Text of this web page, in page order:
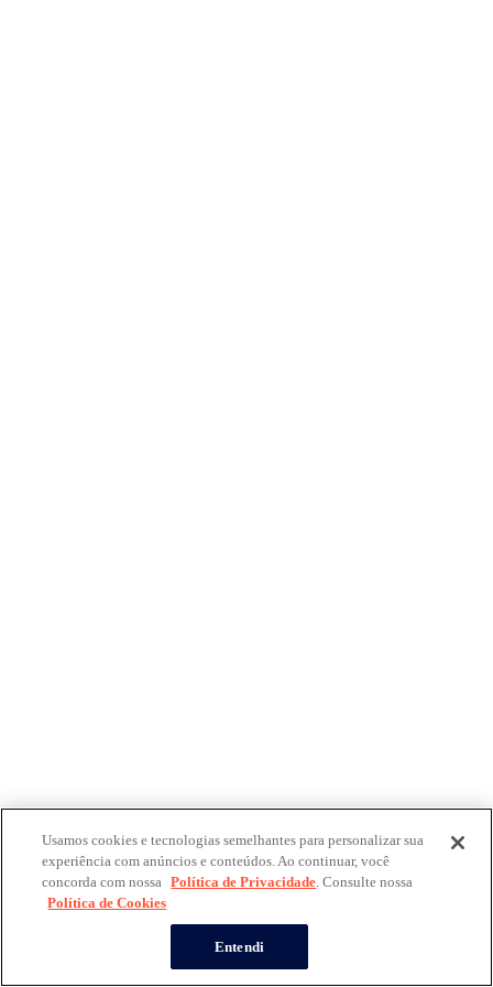
Usamos cookies e tecnologias semelhantes para personalizar sua
experiência com anúncios e conteúdos. Ao continuar, você
concorda com nossa Política de Privacidade. Consulte nossa
Política de Cookies
Entendi